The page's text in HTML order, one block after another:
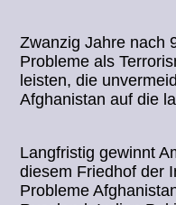
Zwanzig Jahre nach
Probleme als
leisten, die
Afghanistan auf die
Langfristig gewinnt
diesem Friedhof der
Probleme